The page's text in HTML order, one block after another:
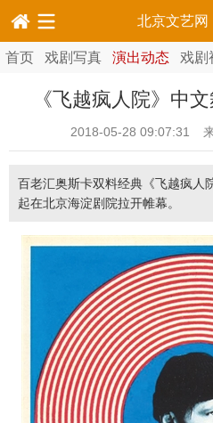
北京文艺网
首页 戏剧写真 演出动态 戏剧
《飞越疯人院》中
2018-05-28 09:07:31
百老汇奥斯卡双料经典《飞越疯人
起在北京海淀剧院拉开帷幕。